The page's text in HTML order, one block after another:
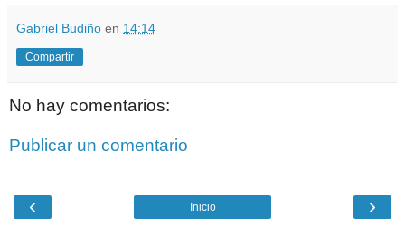
Gabriel Budiño en 14:14
Compartir
No hay comentarios:
Publicar un comentario
‹ ›
Inicio